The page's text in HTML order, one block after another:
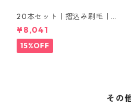
20本セット｜摺込み刷毛｜夏
毛（毛質が硬い）0.5分
¥8,041
15%OFF
その